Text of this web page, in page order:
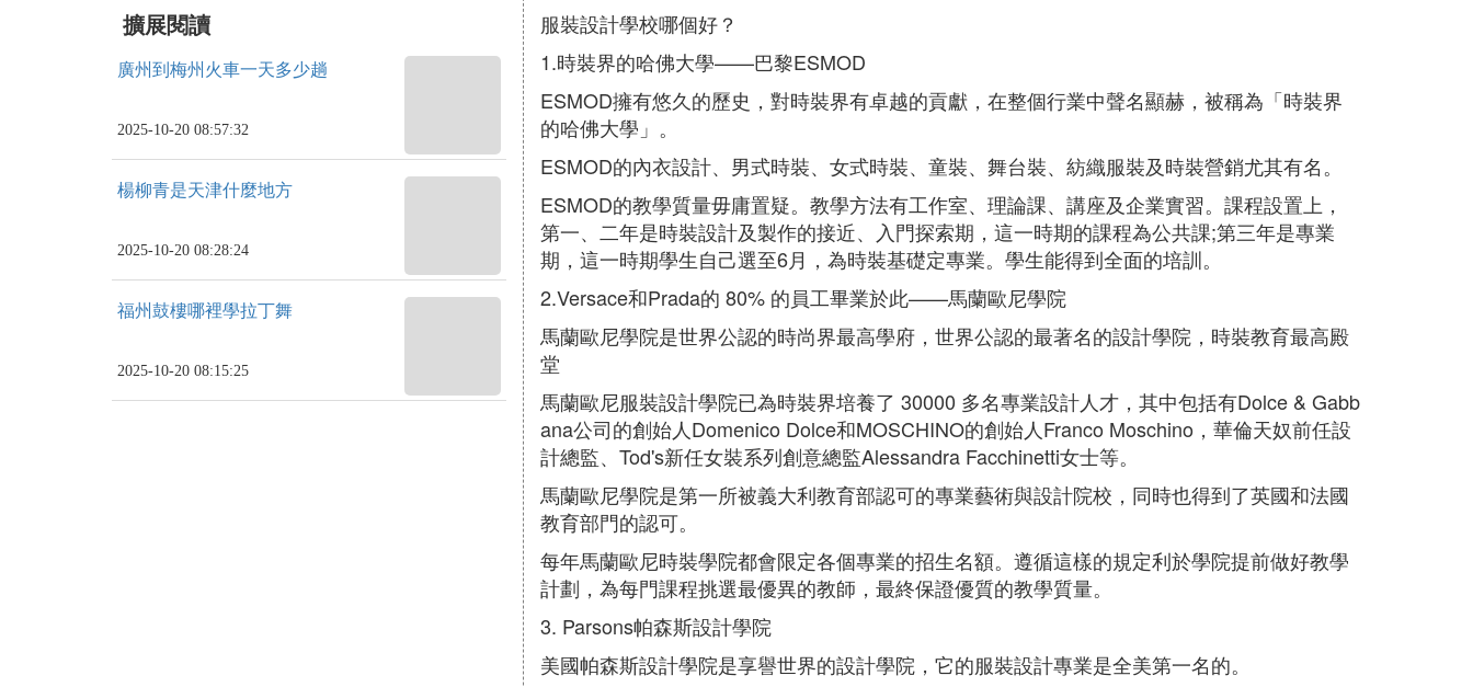
擴展閱讀
廣州到梅州火車一天多少趟
2025-10-20 08:57:32
楊柳青是天津什麼地方
2025-10-20 08:28:24
福州鼓樓哪裡學拉丁舞
2025-10-20 08:15:25
服裝設計學校哪個好？
1.時裝界的哈佛大學——巴黎ESMOD
ESMOD擁有悠久的歷史，對時裝界有卓越的貢獻，在整個行業中聲名顯赫，被稱為「時裝界
的哈佛大學」。
ESMOD的內衣設計、男式時裝、女式時裝、童裝、舞台裝、紡織服裝及時裝營銷尤其有名。
ESMOD的教學質量毋庸置疑。教學方法有工作室、理論課、講座及企業實習。課程設置上，
第一、二年是時裝設計及製作的接近、入門探索期，這一時期的課程為公共課;第三年是專業
期，這一時期學生自己選至6月，為時裝基礎定專業。學生能得到全面的培訓。
2.Versace和Prada的 80% 的員工畢業於此——馬蘭歐尼學院
馬蘭歐尼學院是世界公認的時尚界最高學府，世界公認的最著名的設計學院，時裝教育最高殿
堂
馬蘭歐尼服裝設計學院已為時裝界培養了 30000 多名專業設計人才，其中包括有Dolce & Gabb
ana公司的創始人Domenico Dolce和MOSCHINO的創始人Franco Moschino，華倫天奴前任設
計總監、Tod's新任女裝系列創意總監Alessandra Facchinetti女士等。
馬蘭歐尼學院是第一所被義大利教育部認可的專業藝術與設計院校，同時也得到了英國和法國
教育部門的認可。
每年馬蘭歐尼時裝學院都會限定各個專業的招生名額。遵循這樣的規定利於學院提前做好教學
計劃，為每門課程挑選最優異的教師，最終保證優質的教學質量。
3. Parsons帕森斯設計學院
美國帕森斯設計學院是享譽世界的設計學院，它的服裝設計專業是全美第一名的。